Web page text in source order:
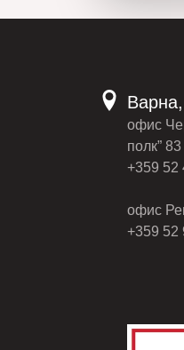
офис
полк”
+359 52
офис
+359 52